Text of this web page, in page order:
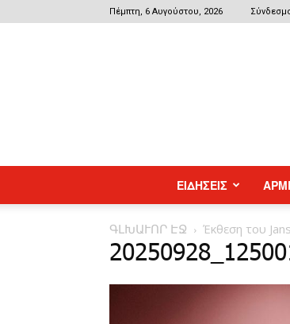
Πέμπτη, 6 Αυγούστου, 2026
ΕΙΔΗΣΕΙΣ
ԳԼԽԱՒՈՐ ԷՋ Έκθεση του